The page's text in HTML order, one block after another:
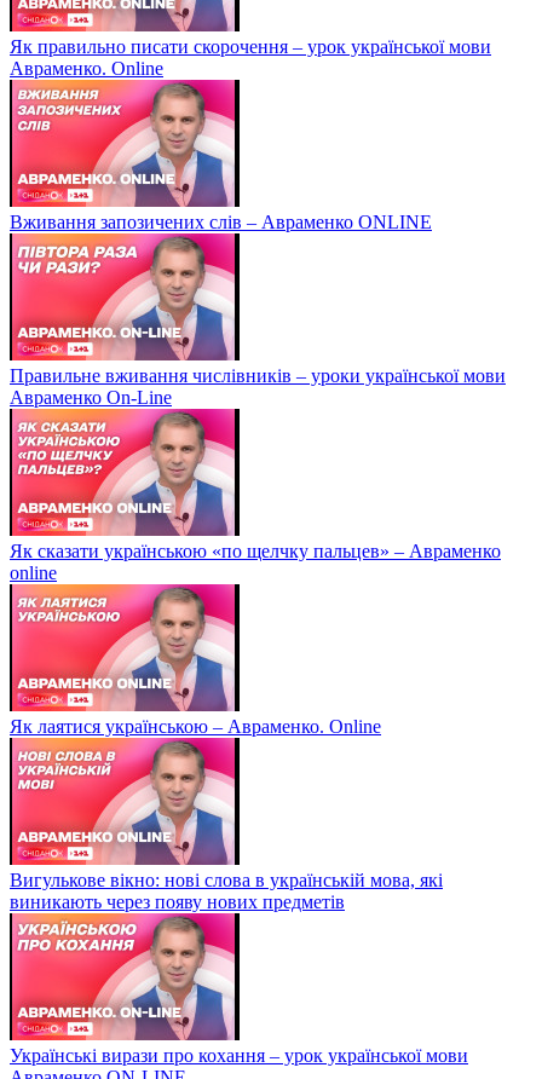
Як правильно писати скорочення – урок української мови
Авраменко. Online
Вживання запозичених слів – Авраменко ONLINE
Правильне вживання числівників – уроки української мови
Авраменко On-Line
Як сказати українською «по щелчку пальцев» – Авраменко
online
Як лаятися українською – Авраменко. Online
Вигулькове вікно: нові слова в українській мова, які
виникають через появу нових предметів
Українські вирази про кохання – урок української мови